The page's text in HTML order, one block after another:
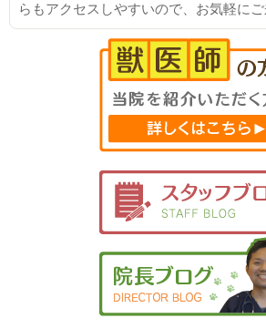
らもアクセスしやすいので、お気軽にご